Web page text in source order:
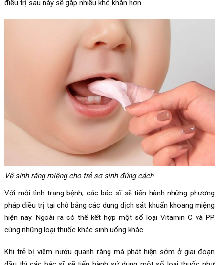
điều trị sau này sẽ gặp nhiều khó khăn hơn.
Vệ sinh răng miệng cho trẻ sơ sinh đúng cách
Với mỗi tình trạng bệnh, các bác sĩ sẽ tiến hành những phương
pháp điều trị tại chỗ bằng các dung dịch sát khuẩn khoang miệng
hiện nay. Ngoài ra có thể kết hợp một số loại Vitamin C và PP
cùng những loại thuốc khác sinh uống khác.
Khi trẻ bị viêm nướu quanh răng mà phát hiện sớm ở giai đoạn